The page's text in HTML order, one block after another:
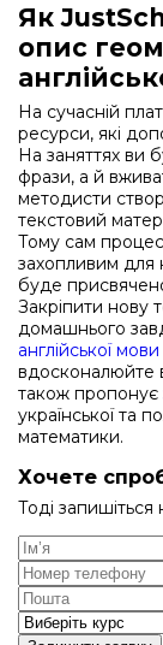
Як
опис
На сучасній
ресурси, які
На заняттях ви
фрази, а й
методисти
текстовий
Тому сам процес
захопливим для
буде
Закріпити нову
домашнього
англійської мови
вдосконалюйте
також пропонує
української та
математики.
Хочете
Тоді